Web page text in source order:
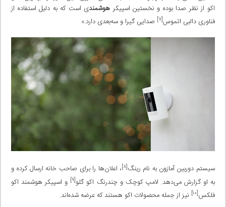
اکو از نظر صدا بوده و نخستین اسپیکر هوشمندی است که به دلیل استفاده از
فناوری دالبی اتموس[۷] صدایی گیرا و سه‌بعدی دارد.»
سیستم دوربین آمازون به نام رینگ[۸] ، اعلان‌ها را برای صاحب خانه ارسال کرده و
به او گزارش می‌دهد. لامپ کوچک و چندرنگ اکو گلو[۹]
و اسپیکر هوشمند اکو
فلکس[۱۰] نیز از جمله محصولات اکو هستند که عرضه شده‌اند.